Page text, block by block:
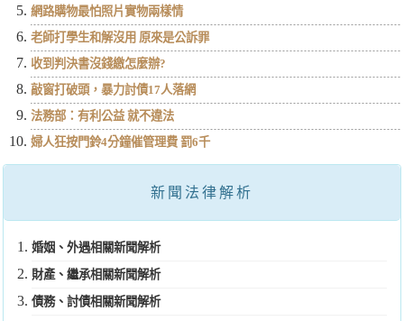
網路購物最怕照片實物兩樣情
老師打學生和解沒用 原來是公訴罪
收到判決書沒錢繳怎麼辦?
敲窗打破頭，暴力討債17人落網
法務部：有利公益 就不違法
婦人狂按門鈴4分鐘催管理費 罰6千
新聞法律解析
婚姻、外遇相關新聞解析
財產、繼承相關新聞解析
債務、討債相關新聞解析